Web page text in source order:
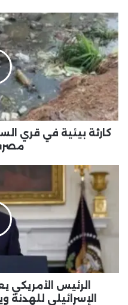
كارثة بيئية في قري
الرئيس
الإسرائيلي للهدنة